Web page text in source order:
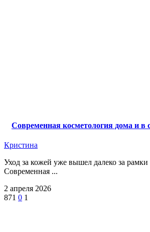
Современная косметология дома и в
Кристина
Уход за кожей уже вышел далеко за
Современная ...
2 апреля 2026
871 0 1